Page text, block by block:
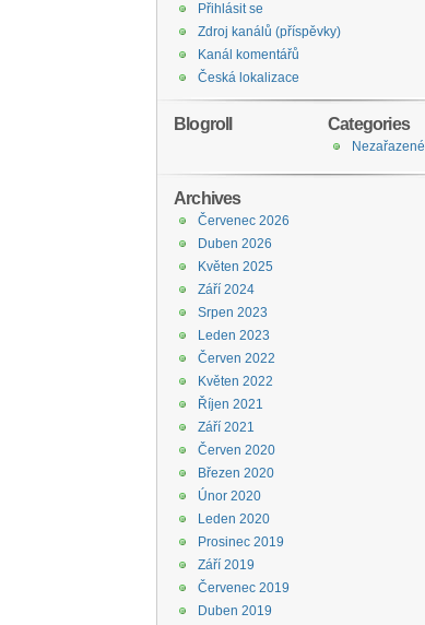
Přihlásit se
Zdroj kanálů (příspěvky)
Kanál komentářů
Česká lokalizace
Categories
Nezařazené
Blogroll
Archives
Červenec 2026
Duben 2026
Květen 2025
Září 2024
Srpen 2023
Leden 2023
Červen 2022
Květen 2022
Říjen 2021
Září 2021
Červen 2020
Březen 2020
Únor 2020
Leden 2020
Prosinec 2019
Září 2019
Červenec 2019
Duben 2019